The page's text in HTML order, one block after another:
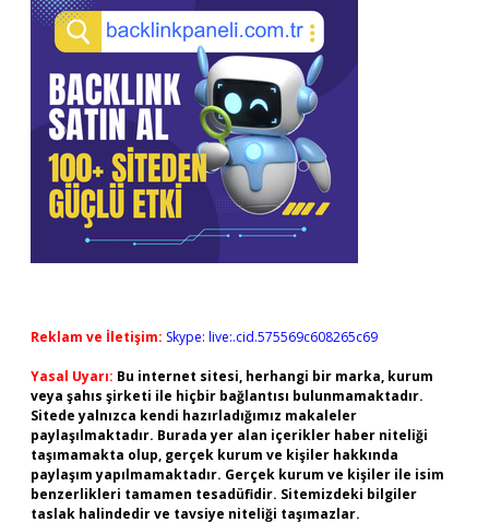
Reklam ve İletişim: Skype: live:.cid.575569c608265c69
Yasal Uyarı: Bu internet sitesi, herhangi bir marka, kurum
veya şahıs şirketi ile hiçbir bağlantısı bulunmamaktadır.
Sitede yalnızca kendi hazırladığımız makaleler
paylaşılmaktadır. Burada yer alan içerikler haber niteliği
taşımamakta olup, gerçek kurum ve kişiler hakkında
paylaşım yapılmamaktadır. Gerçek kurum ve kişiler ile isim
benzerlikleri tamamen tesadüfidir. Sitemizdeki bilgiler
taslak halindedir ve tavsiye niteliği taşımazlar.